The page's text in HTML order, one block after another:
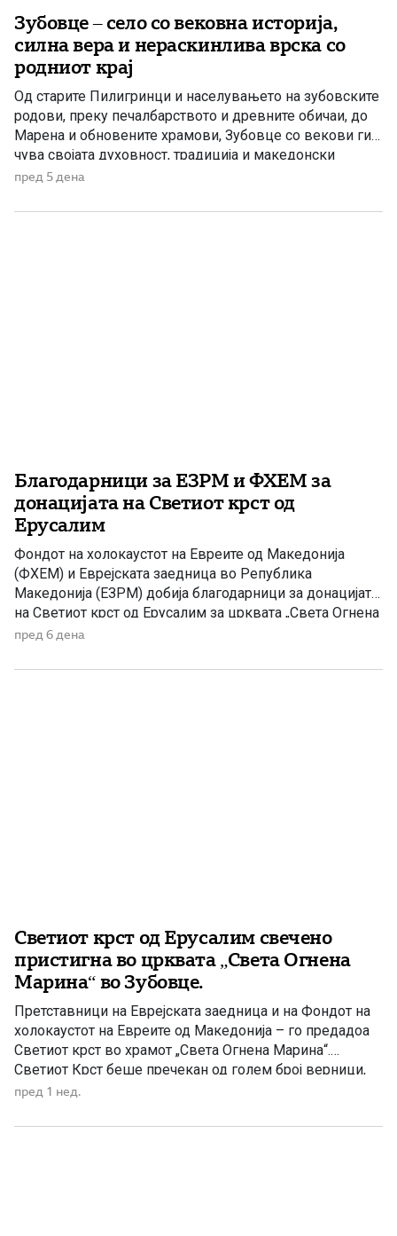
Зубовце – село со вековна историја,
силна вера и нераскинлива врска со
родниот крај
Од старите Пилигринци и населувањето на зубовските
родови, преку печалбарството и древните обичаи, до
Марена и обновените храмови, Зубовце со векови ги
чува својата духовност, традиција и македонски
идентитет. Во подножјето на Шар Планина, меѓу
Зубовскиот Поток, се наоѓа Зубовце – старо полошко
пред 5 дена
Благодарници за ЕЗРМ и ФХЕМ за
донацијата на Светиот крст од
Ерусалим
Фондот на холокаустот на Евреите од Македонија
(ФХЕМ) и Еврејската заедница во Република
Македонија (ЕЗРМ) добија благодарници за донацијата
на Светиот крст од Ерусалим за црквата „Света Огнена
Марина“ во Зубовце. Светиот крст е донесен од
храмот на Светиот Гроб – едно од најсветите места во
пред 6 дена
Светиот крст од Ерусалим свечено
пристигна во црквата „Света Огнена
Марина“ во Зубовце.
Претставници на Еврејската заедница и на Фондот на
холокаустот на Евреите од Македонија – го предадоа
Светиот крст во храмот „Света Огнена Марина“.
Светиот Крст беше пречекан од голем број верници,
жители на Зубовце, гости од соседните села и
во знакот на верата, традицијата и македонското
пред 1 нед.